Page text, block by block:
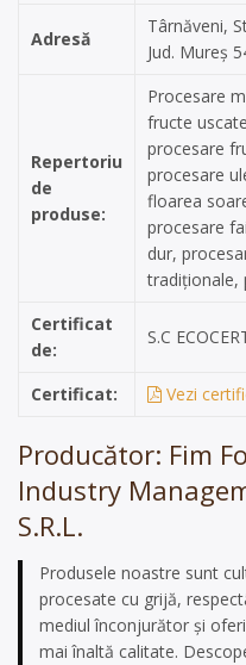
Adresă
Târnăveni,
Jud. Mureș
Repertoriu
de
produse:
Procesare
fructe
procesare
procesare
floarea
procesare
dur,
tradiționale,
Certificat
de:
S.C
Certificat: Vezi
Producător: Fim
Industry
S.R.L.
Produsele noastre sunt
procesate cu grijă,
mediul înconjurător și
mai înaltă calitate.